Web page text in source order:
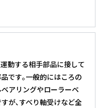
動する相手部品に接して
です｡一般的にはころの
アリングやローラーベ
が､すべり軸受けなど全